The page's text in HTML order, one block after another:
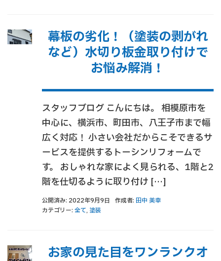
幕板の劣化！（塗装の剥がれ
など）水切り板金取り付けで
お悩み解消！
スタッフブログ こんにちは。 相模原市を
中心に、横浜市、町田市、八王子市まで幅
広く対応！ 小さい会社だからこそできるサ
ービスを提供するトーシンリフォームで
す。 おしゃれな家によく見られる、1階と2
階を仕切るように取り付け […]
公開済み: 2022年9月9日 作成者: 田中 美幸
カテゴリー: 全て, 塗装
お家の見た目をワンランクオ